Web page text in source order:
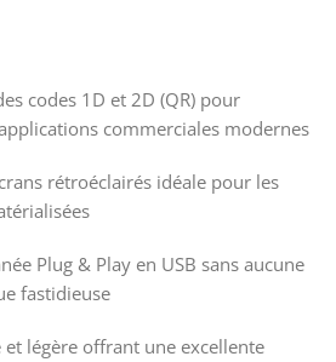
codes 1D et 2D (QR) pour
commerciales modernes
rétroéclairés idéale pour les
Plug & Play en USB sans aucune
fastidieuse
légère offrant une excellente